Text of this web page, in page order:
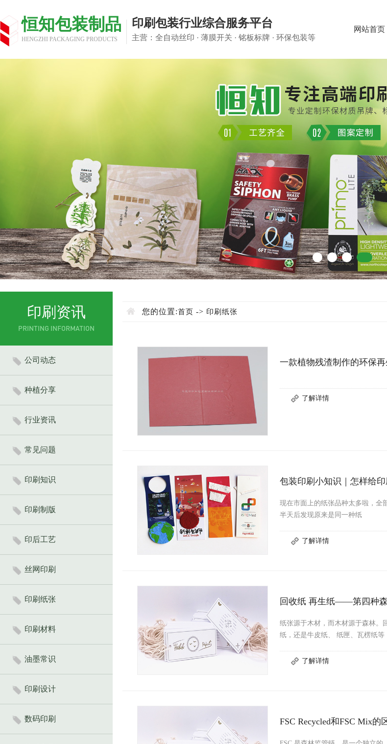
恒知包装制品
HENGZHI PACKAGING PRODUCTS
印刷包装行业综合服务平台
主营：全自动丝印 · 薄膜开关 · 铭板标牌 · 环保包装等
网站首页
印刷资讯
PRINTING INFORMATION
公司动态
种植分享
行业资讯
常见问题
印刷知识
印刷制版
印后工艺
丝网印刷
印刷纸张
印刷材料
油墨常识
印刷设计
数码印刷
您的位置:首页 -> 印刷纸张
一款植物残渣制作的环保
包装印刷小知识｜怎样给
现在市面上的纸张品种太多啦，全
半天后发现原来是同一种纸
回收纸 再生纸——第四种
纸张源于木材，而木材源于森林。
纸，还是牛皮纸、 纸匣、瓦楞纸
FSC Recycled和FSC Mix的